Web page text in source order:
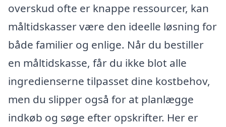
overskud ofte er knappe ressourcer, kan
måltidskasser være den ideelle løsning for
både familier og enlige. Når du bestiller
en måltidskasse, får du ikke blot alle
ingredienserne tilpasset dine kostbehov,
men du slipper også for at planlægge
indkøb og søge efter opskrifter. Her er